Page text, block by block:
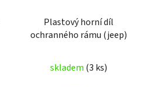
Plastový horní díl
ochranného rámu (jeep)
skladem (3 ks)